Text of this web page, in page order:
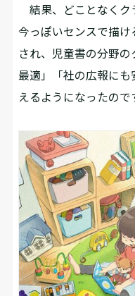
結果、どことなくク
今っぽいセンスで描
され、児童書の分野
最適」「社の広報にも
えるようになったので